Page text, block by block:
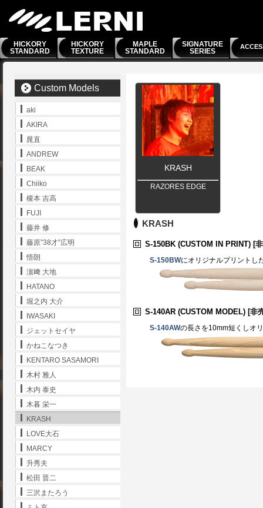
HICKORY
STANDARD
HICKORY
TEXTURE
MAPLE
STANDARD
SIGNATURE
SERIES
KRASH
RAZORES EDGE
KRASH
S-150BK (CUSTOM IN PRINT) [
S-150BWにオリジナルプリントし
S-140AR (CUSTOM MODEL) [非
S-140AWの長さを10mm短くしオ
Custom Models
aki
AKIRA
晁直
ANDREW
BEAK
Chiiko
榎本 吉高
FUJI
藤井 修
藤原”38才”広明
悟朗
濵﨑 大地
HATANO
堀之内 大介
IWASAKI
ジェットセイヤ
かねこなつき
KENTARO SASAMORI
木村 雅人
木内 泰史
木暮 栄一
KRASH
LOVE大石
MARCY
升秀夫
松田 晋二
三沢またろう